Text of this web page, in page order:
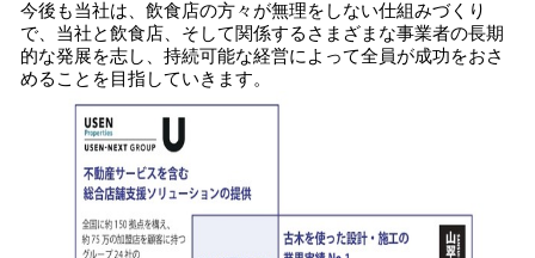
今後も当社は、飲食店の方々が無理をしない仕組みづくり
で、当社と飲食店、そして関係するさまざまな事業者の長期
的な発展を志し、持続可能な経営によって全員が成功をおさ
めることを目指していきます。